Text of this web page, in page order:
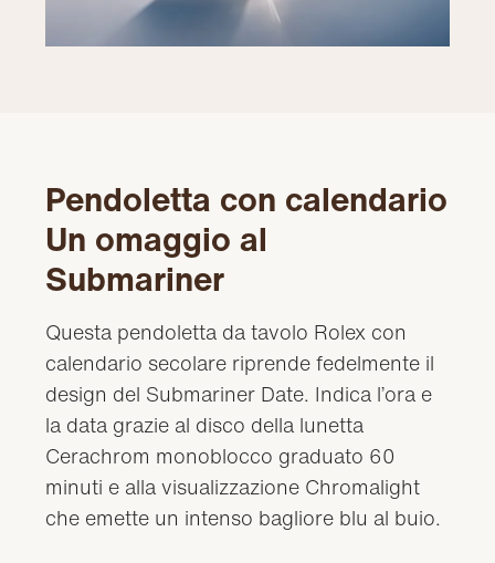
Pendoletta con calendario
Un omaggio al
Submariner
Questa pendoletta da tavolo Rolex con
calendario secolare riprende fedelmente il
design del Submariner Date. Indica l’ora e
la data grazie al disco della lunetta
Cerachrom monoblocco graduato 60
minuti e alla visualizzazione Chromalight
che emette un intenso bagliore blu al buio.